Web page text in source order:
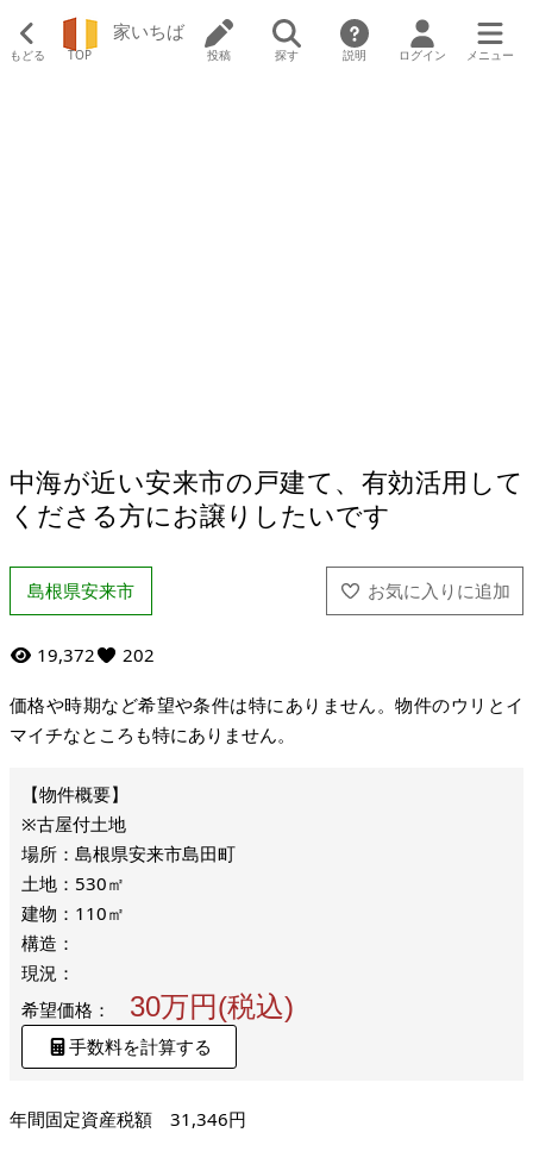
もどる TOP
家いちば
投稿 探す 説明 ログイン メニュー
中海が近い安来市の戸建て、有効活用して
くださる方にお譲りしたいです
島根県安来市
19,372 202
価格や時期など希望や条件は特にありません。物件のウリとイ
マイチなところも特にありません。
※古屋付土地
場所：島根県安来市島田町
土地：530㎡
建物：110㎡
構造：
現況：
希望価格：
30万円(税込)
手数料を計算する
年間固定資産税額 31,346円